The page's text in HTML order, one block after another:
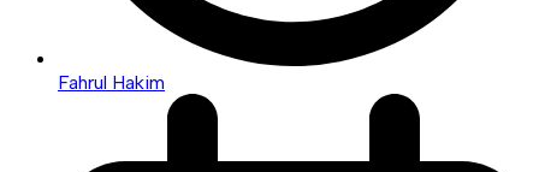
Fahrul Hakim